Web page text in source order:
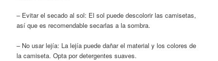
– Evitar el secado al sol: El sol puede descolorir las camisetas,
así que es recomendable secarlas a la sombra.
– No usar lejía: La lejía puede dañar el material y los colores de
la camiseta. Opta por detergentes suaves.